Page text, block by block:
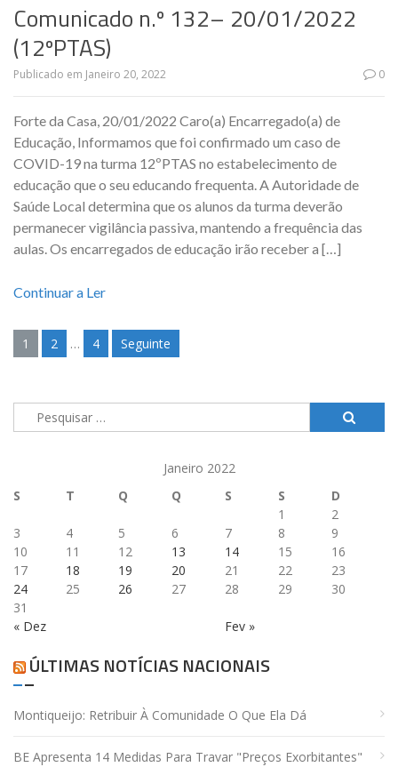
Comunicado n.º 132– 20/01/2022
(12ºPTAS)
Publicado em Janeiro 20, 2022 0
Forte da Casa, 20/01/2022 Caro(a) Encarregado(a) de
Educação, Informamos que foi confirmado um caso de
COVID-19 na turma 12ºPTAS no estabelecimento de
educação que o seu educando frequenta. A Autoridade de
Saúde Local determina que os alunos da turma deverão
permanecer vigilância passiva, mantendo a frequência das
aulas. Os encarregados de educação irão receber a […]
Continuar a Ler
Navegação
artigos
1 2 … 4 Seguinte
Pesquisar
por:
Janeiro 2022
S
T Q Q S S D
« Dez Fev »
1
2
3
4 5 6 7 8
9
10
11 12 13 14 15
16
17
18 19 20 21 22
23
24
25 26 27 28 29
30
31
ÚLTIMAS NOTÍCIAS NACIONAIS
Montiqueijo: Retribuir À Comunidade O Que Ela Dá
BE Apresenta 14 Medidas Para Travar "preços Exorbitantes"